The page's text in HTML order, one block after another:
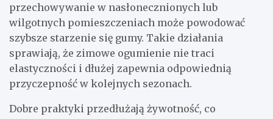
przechowywanie w nasłonecznionych lub
wilgotnych pomieszczeniach może powodować
szybsze starzenie się gumy. Takie działania
sprawiają, że zimowe ogumienie nie traci
elastyczności i dłużej zapewnia odpowiednią
przyczepność w kolejnych sezonach.
Dobre praktyki przedłużają żywotność, co